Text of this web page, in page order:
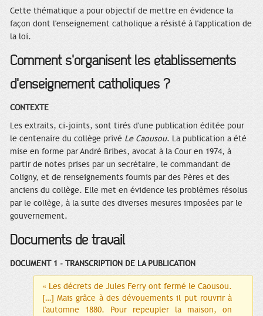
Cette thématique a pour objectif de mettre en évidence la
façon dont l'enseignement catholique a résisté à l'application de
la loi.
Comment s'organisent les établissements
d'enseignement catholiques ?
CONTEXTE
Les extraits, ci-joints, sont tirés d'une publication éditée pour
le centenaire du collège privé Le Caousou. La publication a été
mise en forme par André Bribes, avocat à la Cour en 1974, à
partir de notes prises par un secrétaire, le commandant de
Coligny, et de renseignements fournis par des Pères et des
anciens du collège. Elle met en évidence les problèmes résolus
par le collège, à la suite des diverses mesures imposées par le
gouvernement.
Documents de travail
DOCUMENT 1 - TRANSCRIPTION DE LA PUBLICATION
« Les décrets de Jules Ferry ont fermé le Caousou.
[…] Mais grâce à des dévouements il put rouvrir à
l'automne 1880. Pour repeupler la maison, on